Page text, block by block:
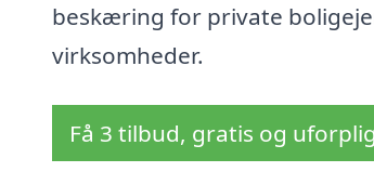
beskæring for private
virksomheder.
Få 3 tilbud, gratis og